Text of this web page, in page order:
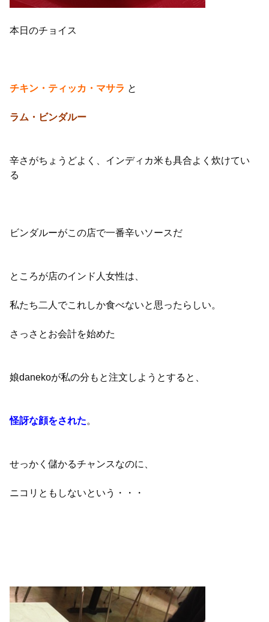
本日のチョイス
チキン・ティッカ・マサラ と
ラム・ビンダルー
辛さがちょうどよく、インディカ米も具合よく炊けてい
る
ビンダルーがこの店で一番辛いソースだ
ところが店のインド人女性は、
私たち二人でこれしか食べないと思ったらしい。
さっさとお会計を始めた
娘danekoが私の分もと注文しようとすると、
怪訝な顔をされた。
せっかく儲かるチャンスなのに、
ニコリともしないという・・・